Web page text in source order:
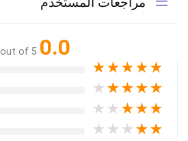
0.0
out of 5
★
★
★
★
★
★
★
★
★
★
★
★
★
★
★
★
★
★
★
★